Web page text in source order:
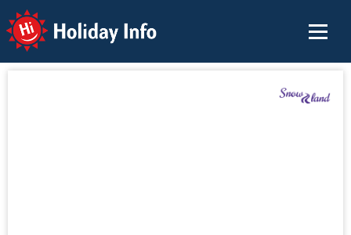
Holiday Info